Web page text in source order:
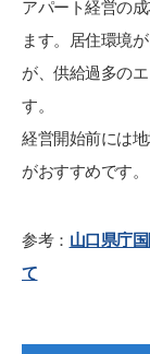
アパート経営の
ます。居住環境
が、供給過多の
す。
経営開始前には
がおすすめです。
参考： 山口県庁
て